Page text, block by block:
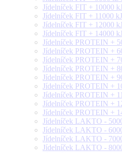
Jídelníček FIT + 10000
Jídelníček FIT + 11000
Jídelníček FIT + 12000
Jídelníček FIT + 14000
Jídelníček PROTEIN +
Jídelníček PROTEIN +
Jídelníček PROTEIN +
Jídelníček PROTEIN +
Jídelníček PROTEIN +
Jídelníček PROTEIN +
Jídelníček PROTEIN +
Jídelníček PROTEIN +
Jídelníček PROTEIN +
Jídelníček LAKTO -
Jídelníček LAKTO -
Jídelníček LAKTO -
Jídelníček LAKTO -